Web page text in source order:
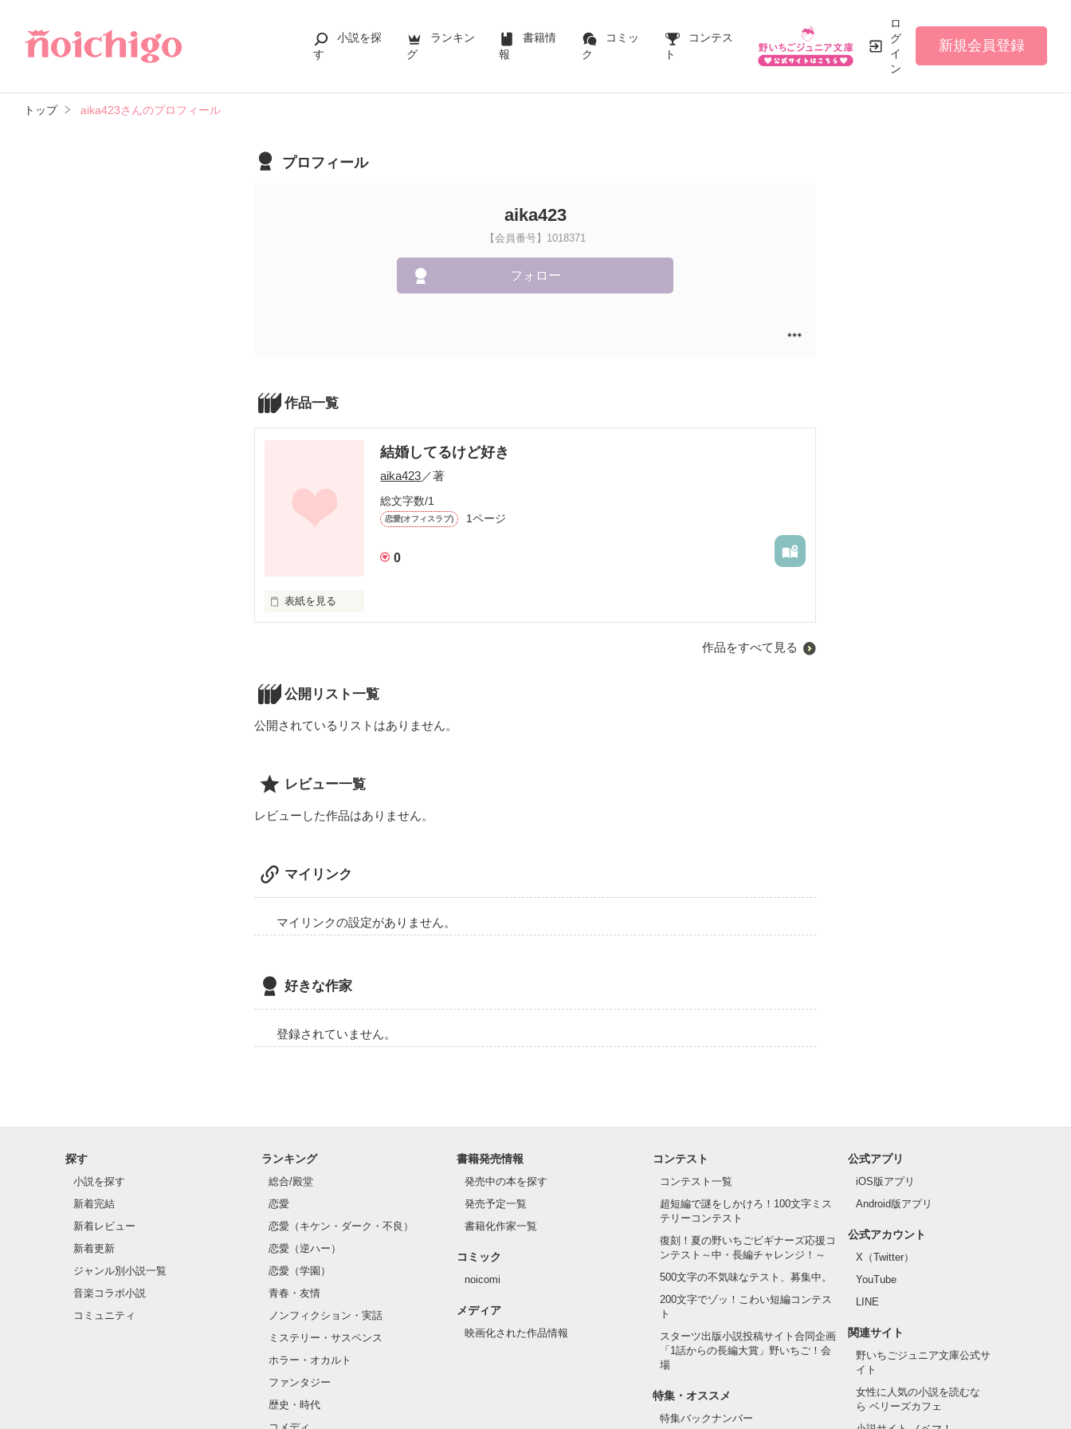
小説を探
す
ランキン
グ
書籍情
報
コミッ
ク
コンテス
ト
ロ
グ
イ
ン
新規会員登録
トップ aika423さんのプロフィール
プロフィール
aika423
【会員番号】1018371
フォロー
作品一覧
結婚してるけど好き
aika423／著
総文字数/1
恋愛(オフィスラブ) 1ページ
0
表紙を見る
作品をすべて見る
公開リスト一覧
公開されているリストはありません。
レビュー一覧
レビューした作品はありません。
マイリンク
マイリンクの設定がありません。
好きな作家
登録されていません。
探す
小説を探す
新着完結
新着レビュー
新着更新
ジャンル別小説一覧
音楽コラボ小説
コミュニティ
ランキング
総合/殿堂
恋愛
恋愛（キケン・ダーク・不良）
恋愛（逆ハー）
恋愛（学園）
青春・友情
ノンフィクション・実話
ミステリー・サスペンス
ホラー・オカルト
ファンタジー
歴史・時代
書籍発売情報
発売中の本を探す
発売予定一覧
書籍化作家一覧
コミック
noicomi
メディア
映画化された作品情報
コンテスト
コンテスト一覧
超短編で謎をしかけろ！100文字ミス
テリーコンテスト
復刻！夏の野いちごビギナーズ応援コ
ンテスト～中・長編チャレンジ！～
500文字の不気味なテスト、募集中。
200文字でゾッ！こわい短編コンテス
ト
スターツ出版小説投稿サイト合同企画
「1話からの長編大賞」野いちご！会
場
特集・オススメ
特集バックナンバー
公式アプリ
iOS版アプリ
Android版アプリ
公式アカウント
X（Twitter）
YouTube
LINE
関連サイト
野いちごジュニア文庫公式サ
イト
女性に人気の小説を読むな
ら ベリーズカフェ